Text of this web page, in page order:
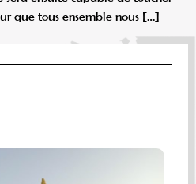
que tous ensemble nous […]